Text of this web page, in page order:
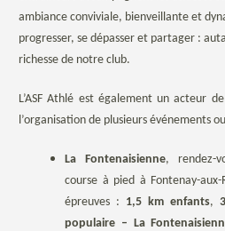
ambiance conviviale, bienveillante et
progresser, se dépasser et partager :
richesse de notre club.
L’ASF Athlé est également un acteur
l’organisation de plusieurs événements
La Fontenaisienne, rendez-
course à pied à Fontenay-
épreuves : 1,5 km enfants,
populaire – La